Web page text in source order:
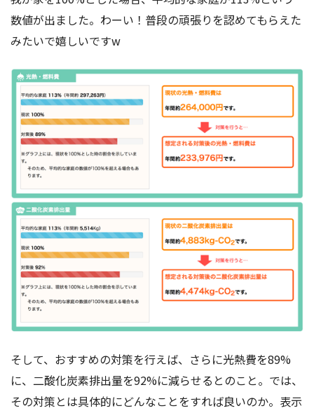
数値が出ました。わーい！普段の頑張りを認めてもらえた
みたいで嬉しいですw
そして、おすすめの対策を行えば、さらに光熱費を89%
に、二酸化炭素排出量を92%に減らせるとのこと。では、
その対策とは具体的にどんなことをすれば良いのか。表示